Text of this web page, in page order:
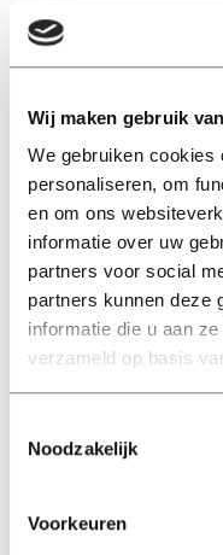
Wij maken gebruik
We gebruiken cookies
personaliseren, om
en om ons
informatie over uw
partners voor social
partners kunnen deze
informatie die u aan
verzameld op basis
Noodzakelijk
Voorkeuren
buitenlandse
het Centraal
overheid op termijn
Lees ook